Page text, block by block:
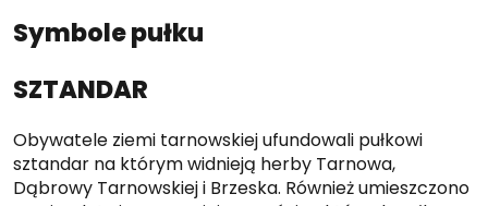
Symbole pułku
SZTANDAR
Obywatele ziemi tarnowskiej ufundowali pułkowi
sztandar na którym widnieją herby Tarnowa,
Dąbrowy Tarnowskiej i Brzeska. Również umieszczono